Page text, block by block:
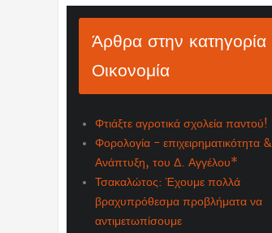
Άρθρα στην κατηγορία
Οικονομία
Φτιάξτε αγροτικά σχολεία παντού!
Φορολογία - επιχειρηματικότητα &
Ανάπτυξη, του Δ. Αγγέλου*
Τσακαλώτος: Έχουμε πολλά
βραχυπρόθεσμα προβλήματα να
αντιμετωπίσουμε